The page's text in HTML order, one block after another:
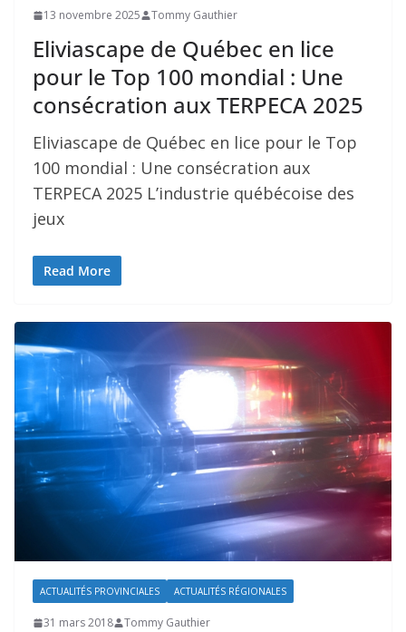
13 novembre 2025 Tommy Gauthier
Eliviascape de Québec en lice
pour le Top 100 mondial : Une
consécration aux TERPECA 2025
Eliviascape de Québec en lice pour le Top
100 mondial : Une consécration aux
TERPECA 2025 L’industrie québécoise des
jeux
Read More
ACTUALITÉS PROVINCIALES ACTUALITÉS RÉGIONALES
31 mars 2018 Tommy Gauthier